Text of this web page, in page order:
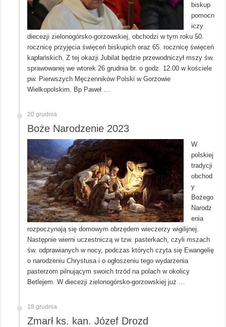
biskup
pomocn
iczy
diecezji zielonogórsko-gorzowskiej, obchodzi w tym roku 50.
rocznicę przyjęcia święceń biskupich oraz 65. rocznicę święceń
kapłańskich. Z tej okazji Jubilat będzie przewodniczył mszy św.
sprawowanej we wtorek 26 grudnia br. o godz. 12.00 w kościele
pw. Pierwszych Męczenników Polski w Gorzowie
Wielkopolskim. Bp Paweł …
20 grudnia
Boże Narodzenie 2023
W
polskiej
tradycji
obchod
y
Bożego
Narodz
enia
rozpoczynają się domowym obrzędem wieczerzy wigilijnej.
Następnie wierni uczestniczą w tzw. pasterkach, czyli mszach
św. odprawianych w nocy, podczas których czyta się Ewangelię
o narodzeniu Chrystusa i o ogłoszeniu tego wydarzenia
pasterzom pilnującym swoich trzód na polach w okolicy
Betlejem. W diecezji zielonogórsko-gorzowskiej już …
18 grudnia
Zmarł ks. kan. Józef Drozd